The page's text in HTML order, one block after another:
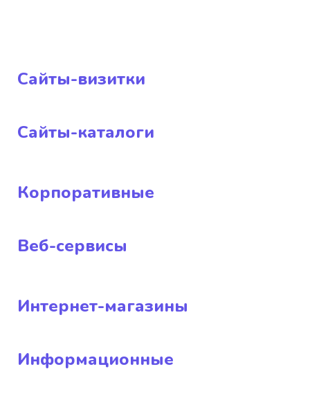
Сайты-визитки
Сайты-каталоги
Корпоративные
Веб-сервисы
Интернет-магазины
Информационные